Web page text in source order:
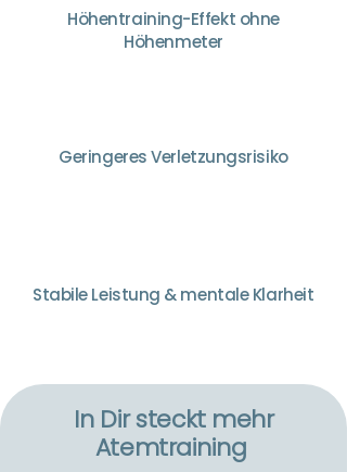
Höhentraining-Effekt ohne
Höhenmeter
Geringeres Verletzungsrisiko
Stabile Leistung & mentale Klarheit
In Dir steckt mehr
Atemtraining